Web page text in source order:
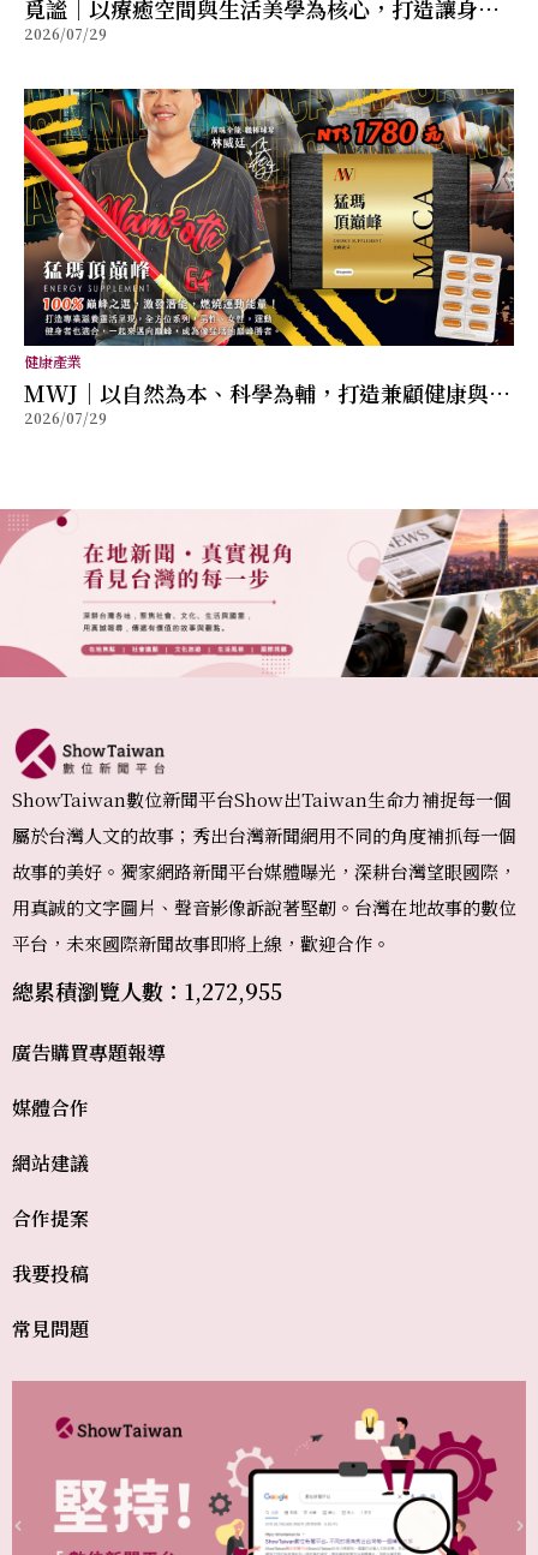
覓謐｜以療癒空間與生活美學為核心，打造讓身心
放鬆的質感生活提案
2026/07/29
健康產業
MWJ｜以自然為本、科學為輔，打造兼顧健康與幸
福的全方位保健品牌
2026/07/29
ShowTaiwan數位新聞平台Show出Taiwan生命力補捉每一個
屬於台灣人文的故事；秀出台灣新聞網用不同的角度補抓每一個
故事的美好。獨家網路新聞平台媒體曝光，深耕台灣望眼國際，
用真誠的文字圖片、聲音影像訴說著堅韌。台灣在地故事的數位
平台，未來國際新聞故事即將上線，歡迎合作。
總累積瀏覽人數：1,272,955
廣告購買
媒體合作
網站建議
合作提案
我要投稿
常見問題
專題報導